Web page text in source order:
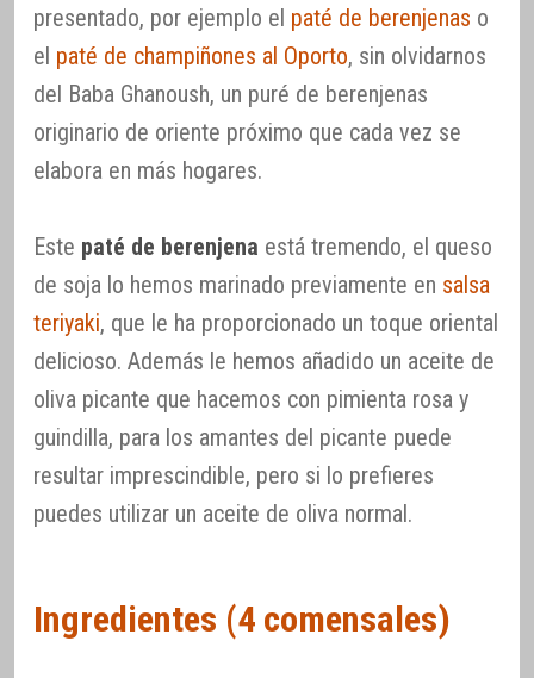
presentado, por ejemplo el paté de berenjenas o
el paté de champiñones al Oporto, sin olvidarnos
del Baba Ghanoush, un puré de berenjenas
originario de oriente próximo que cada vez se
elabora en más hogares.
Este paté de berenjena está tremendo, el queso
de soja lo hemos marinado previamente en salsa
teriyaki, que le ha proporcionado un toque oriental
delicioso. Además le hemos añadido un aceite de
oliva picante que hacemos con pimienta rosa y
guindilla, para los amantes del picante puede
resultar imprescindible, pero si lo prefieres
puedes utilizar un aceite de oliva normal.
Ingredientes (4 comensales)